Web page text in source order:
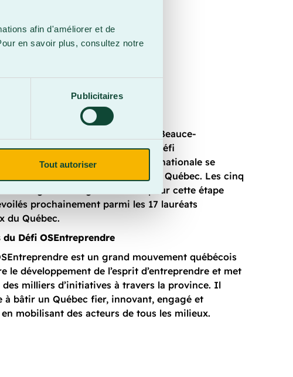
afin d'améliorer et de
en savoir plus, consultez notre
Publicitaires
Tout autoriser
distinction régionale du Cégep Beauce-
dans la catégorie collégiale du Défi
remontait à 2021. La finale nationale se
10 juin 2026 au Palais Montcalm, à Québec. Les cinq
la catégorie collégiale retenus pour cette étape
prochainement parmi les 17 lauréats
du Québec.
Défi OSEntreprendre
est un grand mouvement québécois
le développement de l’esprit d’entreprendre et met
des milliers d’initiatives à travers la province. Il
à bâtir un Québec fier, innovant, engagé et
mobilisant des acteurs de tous les milieux.